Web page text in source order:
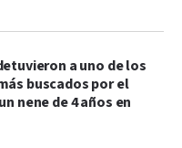
a uno de los
buscados por el
nene de 4 años en